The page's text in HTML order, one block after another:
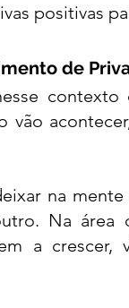
positivas
de
vão
na
Na área
a